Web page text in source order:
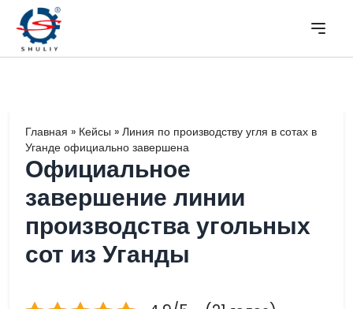
Главная » Кейсы » Линия по производству угля в сотах в
Уганде официально завершена
Официальное
завершение линии
производства угольных
сот из Уганды